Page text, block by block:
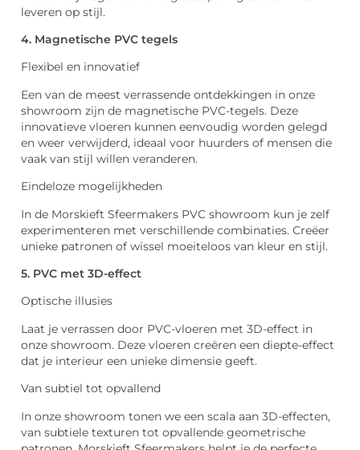
leveren op stijl.
4. Magnetische PVC tegels
Flexibel en innovatief
Een van de meest verrassende ontdekkingen in onze
showroom zijn de magnetische PVC-tegels. Deze
innovatieve vloeren kunnen eenvoudig worden gelegd
en weer verwijderd, ideaal voor huurders of mensen die
vaak van stijl willen veranderen.
Eindeloze mogelijkheden
In de Morskieft Sfeermakers PVC showroom kun je zelf
experimenteren met verschillende combinaties. Creëer
unieke patronen of wissel moeiteloos van kleur en stijl.
5. PVC met 3D-effect
Optische illusies
Laat je verrassen door PVC-vloeren met 3D-effect in
onze showroom. Deze vloeren creëren een diepte-effect
dat je interieur een unieke dimensie geeft.
Van subtiel tot opvallend
In onze showroom tonen we een scala aan 3D-effecten,
van subtiele texturen tot opvallende geometrische